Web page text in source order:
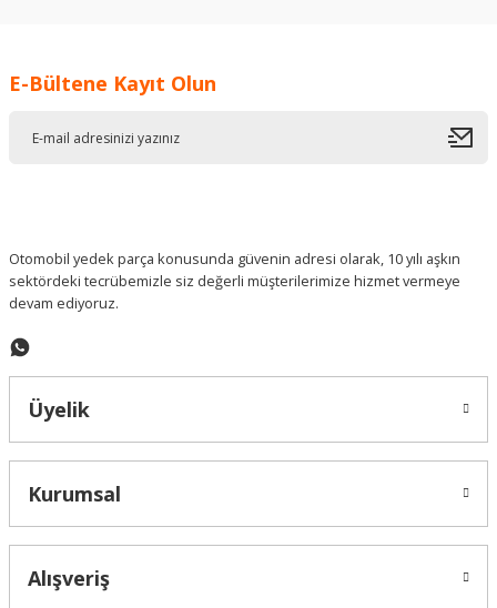
Ürün resmi kalitesiz, bozuk veya görüntülenemiyor.
E-Bültene Kayıt Olun
Otomobil yedek parça konusunda güvenin adresi olarak, 10 yılı aşkın
sektördeki tecrübemizle siz değerli müşterilerimize hizmet vermeye
devam ediyoruz.
Üyelik
Kurumsal
Alışveriş